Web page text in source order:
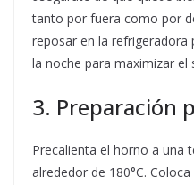
tanto por fuera como por
reposar en la refrigeradora
la noche para maximizar el
3. Preparación
Precalienta el horno a una
alrededor de 180°C.